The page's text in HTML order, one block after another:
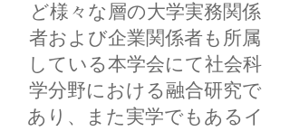
ど様々な層の大学実務関係
者および企業関係者も所属
している本学会にて社会科
学分野における融合研究で
あり、また実学でもあるイ